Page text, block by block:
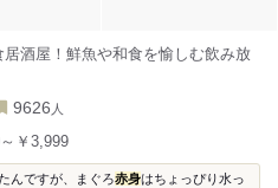
居酒屋！鮮魚や和食を愉しむ飲み放
9626 人
￥3,999
んですが、まぐろ赤身はちょっぴり水っ